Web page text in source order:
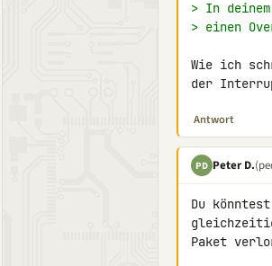
> In
> einen
Wie ich
der
Antwort
PD Peter D.
Du
Paket